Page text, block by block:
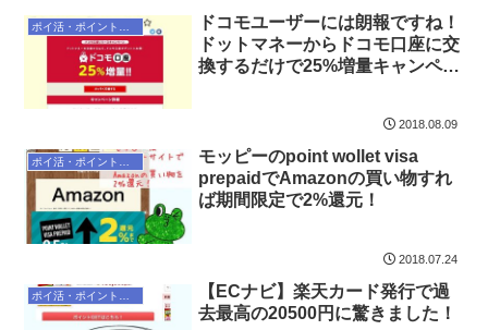
ドコモユーザーには朗報ですね！
ドットマネーからドコモ口座に交
換するだけで25%増量キャンペー
2018.08.09
モッピーのpoint wollet visa
prepaidでAmazonの買い物すれ
ば期間限定で2%還元！
2018.07.24
ポイ活・ポイントサイト
【ECナビ】楽天カード発行で過
去最高の20500円に驚きました！